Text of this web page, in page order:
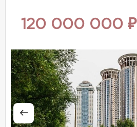
120 000 000 ₽